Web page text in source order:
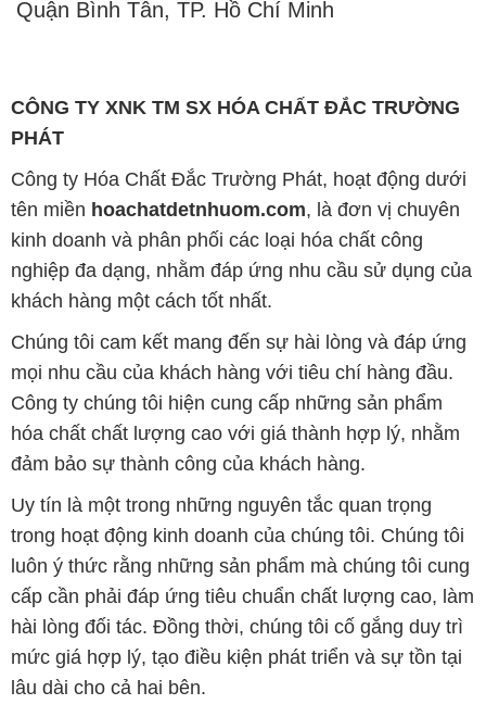
Quận Bình Tân, TP. Hồ Chí Minh
CÔNG TY XNK TM SX HÓA CHẤT ĐẮC TRƯỜNG
PHÁT
Công ty Hóa Chất Đắc Trường Phát, hoạt động dưới
tên miền hoachatdetnhuom.com, là đơn vị chuyên
kinh doanh và phân phối các loại hóa chất công
nghiệp đa dạng, nhằm đáp ứng nhu cầu sử dụng của
khách hàng một cách tốt nhất.
Chúng tôi cam kết mang đến sự hài lòng và đáp ứng
mọi nhu cầu của khách hàng với tiêu chí hàng đầu.
Công ty chúng tôi hiện cung cấp những sản phẩm
hóa chất chất lượng cao với giá thành hợp lý, nhằm
đảm bảo sự thành công của khách hàng.
Uy tín là một trong những nguyên tắc quan trọng
trong hoạt động kinh doanh của chúng tôi. Chúng tôi
luôn ý thức rằng những sản phẩm mà chúng tôi cung
cấp cần phải đáp ứng tiêu chuẩn chất lượng cao, làm
hài lòng đối tác. Đồng thời, chúng tôi cố gắng duy trì
mức giá hợp lý, tạo điều kiện phát triển và sự tồn tại
lâu dài cho cả hai bên.